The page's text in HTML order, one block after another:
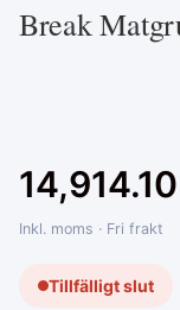
Break
14,914.10
Inkl. moms · Fri frakt
Tillfälligt slut